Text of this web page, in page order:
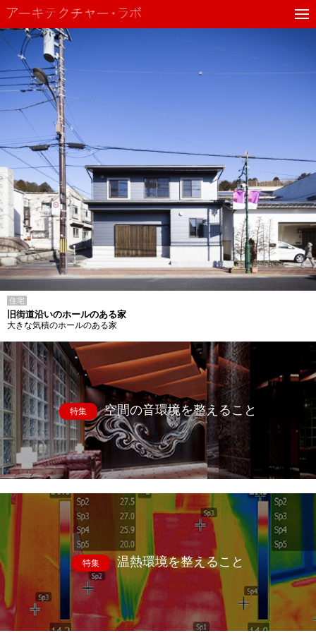
住宅
旧街道沿いのホールのある家
大きな気積のホールのある家
特集 空間の音環境を整えること
特集 温熱環境を整えること